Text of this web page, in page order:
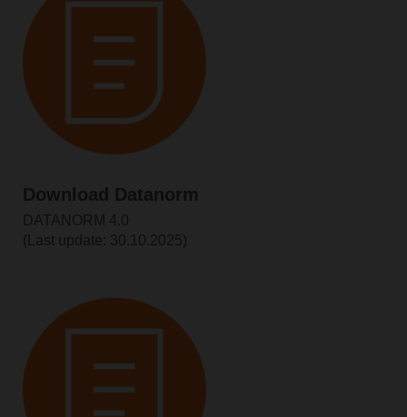
Download Datanorm
DATANORM 4.0
(Last update: 30.10.2025)